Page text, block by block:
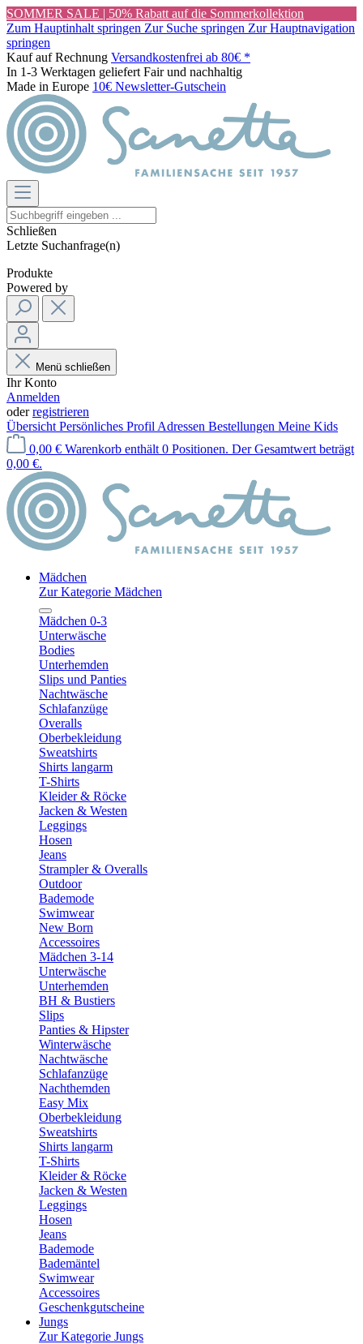
SOMMER SALE | 50% Rabatt auf die Sommerkollektion
Zum Hauptinhalt springen Zur Suche springen Zur Hauptnavigation
springen
Kauf auf Rechnung Versandkostenfrei ab 80€ *
In 1-3 Werktagen geliefert Fair und nachhaltig
Made in Europe 10€ Newsletter-Gutschein
Schließen
Letzte Suchanfrage(n)
Produkte
Powered by
Menü schließen
Ihr Konto
Anmelden
oderregistrieren
Übersicht Persönliches Profil Adressen Bestellungen Meine Kids
0,00 € Warenkorb enthält 0 Positionen. Der Gesamtwert beträgt
0,00 €.
Mädchen
Zur Kategorie Mädchen
Mädchen 0-3
Unterwäsche
Bodies
Unterhemden
Slips und Panties
Nachtwäsche
Schlafanzüge
Overalls
Oberbekleidung
Sweatshirts
Shirts langarm
T-Shirts
Kleider & Röcke
Jacken & Westen
Leggings
Hosen
Jeans
Strampler & Overalls
Outdoor
Bademode
Swimwear
New Born
Accessoires
Mädchen 3-14
Unterwäsche
Unterhemden
BH & Bustiers
Slips
Panties & Hipster
Winterwäsche
Nachtwäsche
Schlafanzüge
Nachthemden
Easy Mix
Oberbekleidung
Sweatshirts
Shirts langarm
T-Shirts
Kleider & Röcke
Jacken & Westen
Leggings
Hosen
Jeans
Bademode
Bademäntel
Swimwear
Accessoires
Geschenkgutscheine
Jungs
Zur Kategorie Jungs